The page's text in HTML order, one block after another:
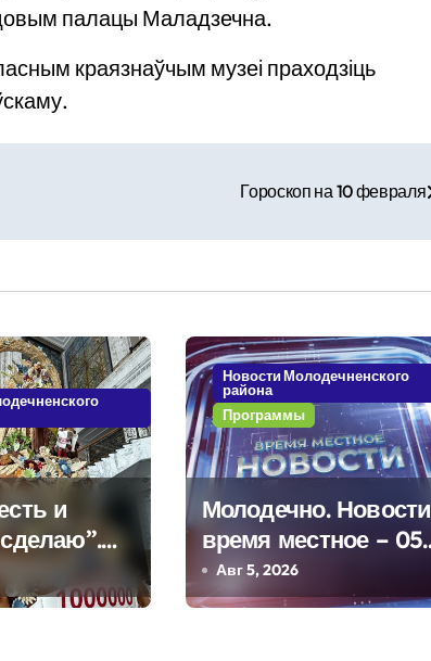
палацы Маладзечна.
краязнаўчым музеі праходзіць
Гороскоп на 10 февраля
и
о 50-
Новости Молодечненского
района
Программы
Молодечно. Новости
время местное – 05
08 2026
Авг 5, 2026